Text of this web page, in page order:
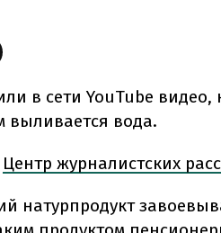
в сети YouTube видео,
выливается вода.
Центр журналистских
натурпродукт